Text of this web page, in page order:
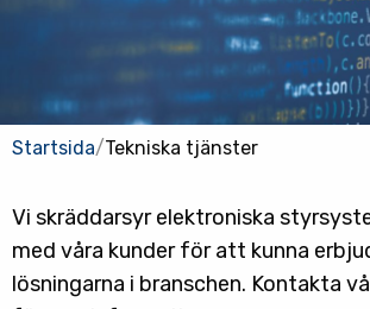
Startsida/Tekniska tjänster
Vi skräddarsyr elektroniska
med våra kunder för att kunna
lösningarna i branschen. Kontakta